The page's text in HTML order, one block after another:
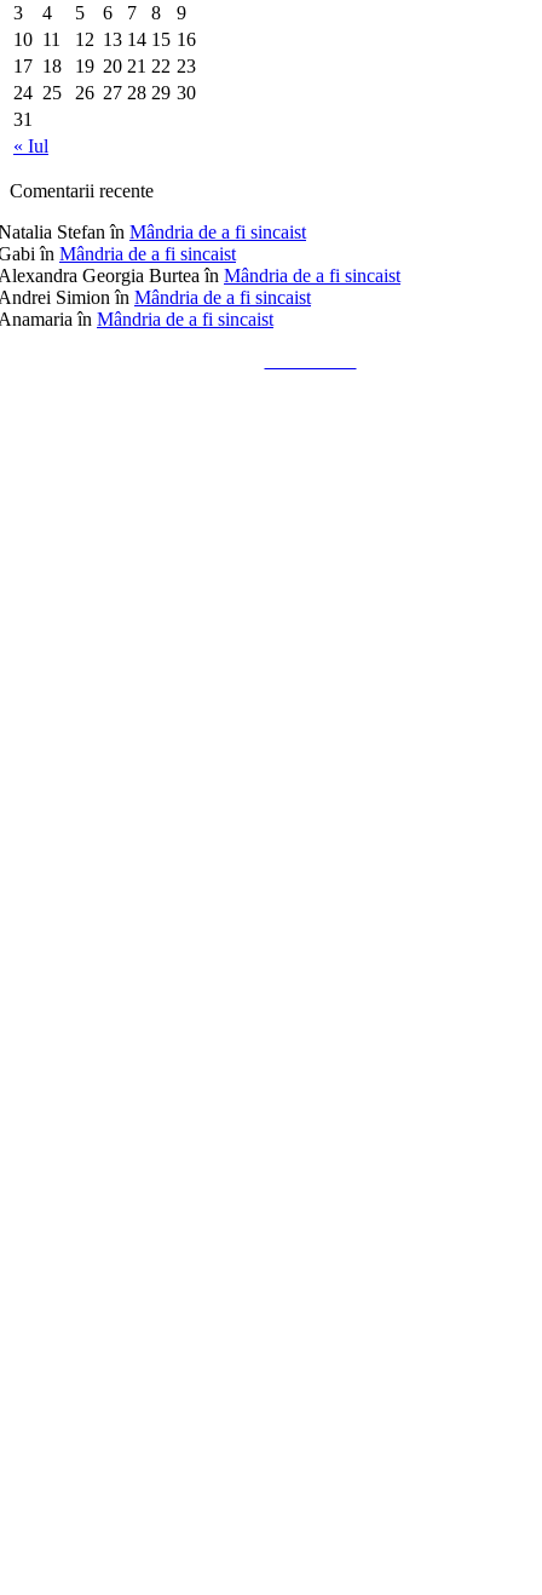
« Iul
3 4 5 6 7 8
9
10 11 12 13 14 15 16
17 18 19 20 21 22 23
24 25 26 27 28 29 30
31
Comentarii recente
Stefanîn Mândria de a fi sincaist
în Mândria de a fi sincaist
Georgia Burteaîn Mândria de a fi sincaist
Simionîn Mândria de a fi sincaist
în Mândria de a fi sincaist